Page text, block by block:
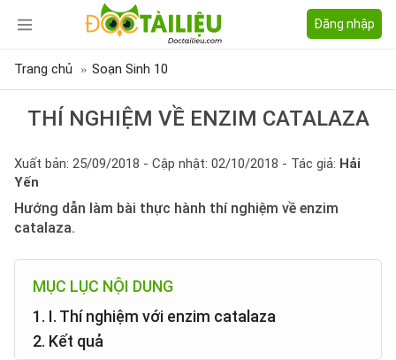
Đăng nhập
Trang chủ Soạn Sinh 10
THÍ NGHIỆM VỀ ENZIM CATALAZA
Xuất bản: 25/09/2018 - Cập nhật: 02/10/2018 - Tác giả: Hải
Yến
Hướng dẫn làm bài thực hành thí nghiệm về enzim
catalaza.
MỤC LỤC NỘI DUNG
1. I. Thí nghiệm với enzim catalaza
2. Kết quả